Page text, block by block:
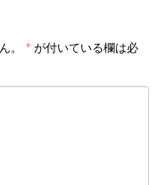
。 * が付いている欄は必